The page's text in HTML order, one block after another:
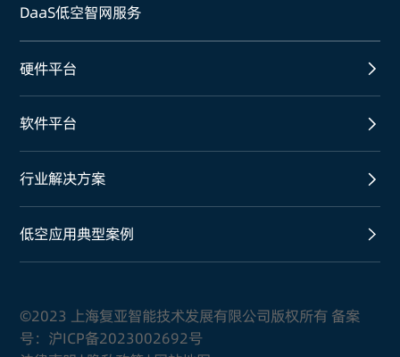
DaaS低空智网服务
硬件平台
软件平台
行业解决方案
低空应用典型案例
©2023 上海复亚智能技术发展有限公司版权所有 备案
号： 沪ICP备2023002692号